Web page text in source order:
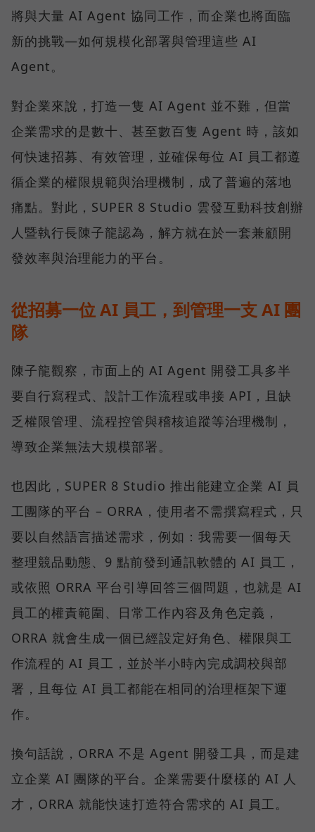
將與大量 AI Agent 協同工作，而企業也將面臨
新的挑戰—如何規模化部署與管理這些 AI
Agent。
對企業來說，打造一隻 AI Agent 並不難，但當
企業需求的是數十、甚至數百隻 Agent 時，該如
何快速招募、有效管理，並確保每位 AI 員工都遵
循企業的權限規範與治理機制，成了普遍的落地
痛點。對此，SUPER 8 Studio 雲發互動科技創辦
人暨執行長陳子龍認為，解方就在於一套兼顧開
發效率與治理能力的平台。
從招募一位 AI 員工，到管理一支 AI 團
隊
陳子龍觀察，市面上的 AI Agent 開發工具多半
要自行寫程式、設計工作流程或串接 API，且缺
乏權限管理、流程控管與稽核追蹤等治理機制，
導致企業無法大規模部署。
也因此，SUPER 8 Studio 推出能建立企業 AI 員
工團隊的平台 – ORRA，使用者不需撰寫程式，只
要以自然語言描述需求，例如：我需要一個每天
整理競品動態、9 點前發到通訊軟體的 AI 員工，
或依照 ORRA 平台引導回答三個問題，也就是 AI
員工的權責範圍、日常工作內容及角色定義，
ORRA 就會生成一個已經設定好角色、權限與工
作流程的 AI 員工，並於半小時內完成調校與部
署，且每位 AI 員工都能在相同的治理框架下運
作。
換句話說，ORRA 不是 Agent 開發工具，而是建
立企業 AI 團隊的平台。企業需要什麼樣的 AI 人
才，ORRA 就能快速打造符合需求的 AI 員工。